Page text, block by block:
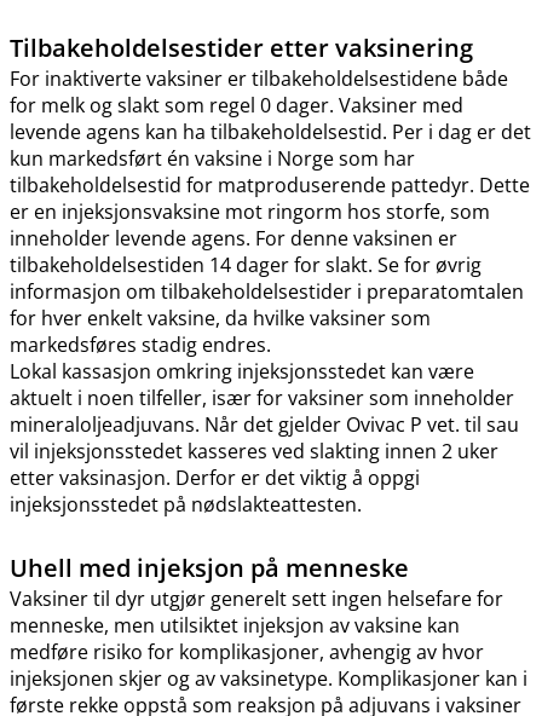
Tilbakeholdelsestider etter vaksinering
For inaktiverte vaksiner er tilbakeholdelsestidene både
for melk og slakt som regel 0 dager. Vaksiner med
levende agens kan ha tilbakeholdelsestid. Per i dag er det
kun markedsført én vaksine i Norge som har
tilbakeholdelsestid for matproduserende pattedyr. Dette
er en injeksjonsvaksine mot ringorm hos storfe, som
inneholder levende agens. For denne vaksinen er
tilbakeholdelsestiden 14 dager for slakt. Se for øvrig
informasjon om tilbakeholdelsestider i preparatomtalen
for hver enkelt vaksine, da hvilke vaksiner som
markedsføres stadig endres.
Lokal kassasjon omkring injeksjonsstedet kan være
aktuelt i noen tilfeller, især for vaksiner som inneholder
mineraloljeadjuvans. Når det gjelder Ovivac P vet. til sau
vil injeksjonsstedet kasseres ved slakting innen 2 uker
etter vaksinasjon. Derfor er det viktig å oppgi
injeksjonsstedet på nødslakteattesten.
Uhell med injeksjon på menneske
Vaksiner til dyr utgjør generelt sett ingen helsefare for
menneske, men utilsiktet injeksjon av vaksine kan
medføre risiko for komplikasjoner, avhengig av hvor
injeksjonen skjer og av vaksinetype. Komplikasjoner kan i
første rekke oppstå som reaksjon på adjuvans i vaksiner